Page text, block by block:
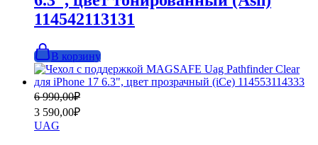
114542113131
В корзину
6 990,00₽
Первоначальная
цена
составляла
6
3 590,00₽
Текущая
цена:
3
590,00₽.
UAG